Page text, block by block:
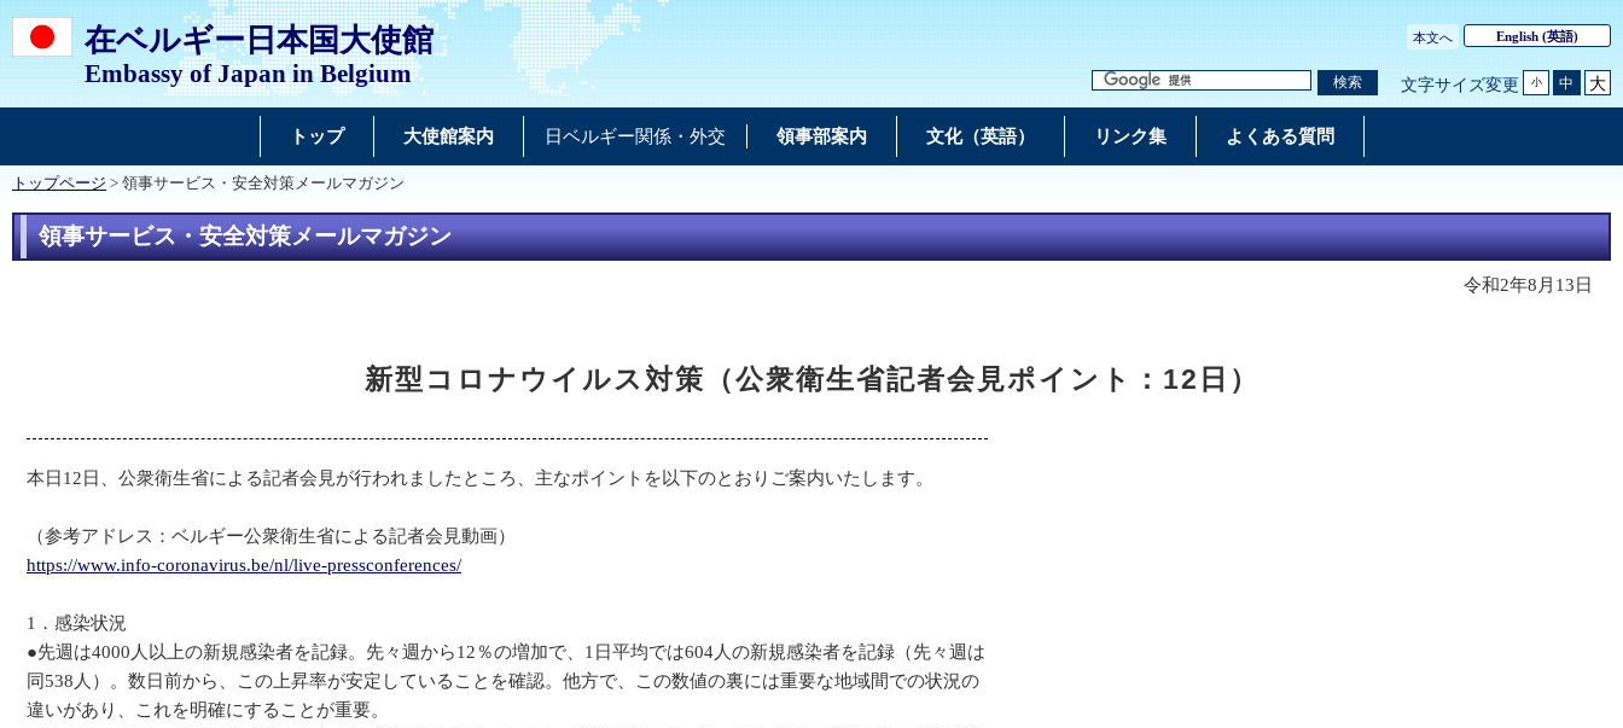
在ベルギー日本国大使館
Embassy of Japan in Belgium
本文へ English(英語)
検索 文字サイズ変更 小 中 大
トップ 大使館案内 日ベルギー関係・外交 領事部案内 文化（英語） リンク集 よくある質問
トップページ > 領事サービス・安全対策メールマガジン
領事サービス・安全対策メールマガジン
令和2年8月13日
新型コロナウイルス対策（公衆衛生省記者会見ポイント：12日）
本日12日、公衆衛生省による記者会見が行われましたところ、主なポイントを以下のとおりご案内いたします。
（参考アドレス：ベルギー公衆衛生省による記者会見動画）
https://www.info-coronavirus.be/nl/live-pressconferences/
1．感染状況
●先週は4000人以上の新規感染者を記録。先々週から12％の増加で、1日平均では604人の新規感染者を記録（先々週は
同538人）。数日前から、この上昇率が安定していることを確認。他方で、この数値の裏には重要な地域間での状況の
違いがあり、これを明確にすることが重要。